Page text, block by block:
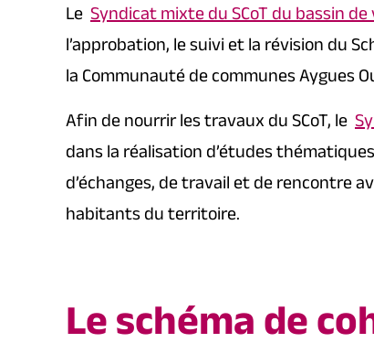
Le Syndicat mixte du SCoT du bassin de
l’approbation, le suivi et la révision du
la Communauté de communes Aygues
Afin de nourrir les travaux du SCoT, le
dans la réalisation d’études
d’échanges, de travail et de rencontre
habitants du territoire.
Le schéma de